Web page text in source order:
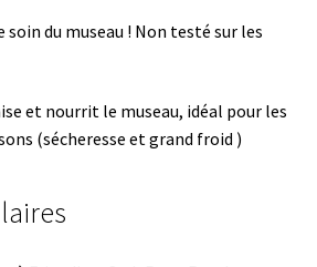
soin du museau ! Non testé sur les
et nourrit le museau, idéal pour les
(sécheresse et grand froid )